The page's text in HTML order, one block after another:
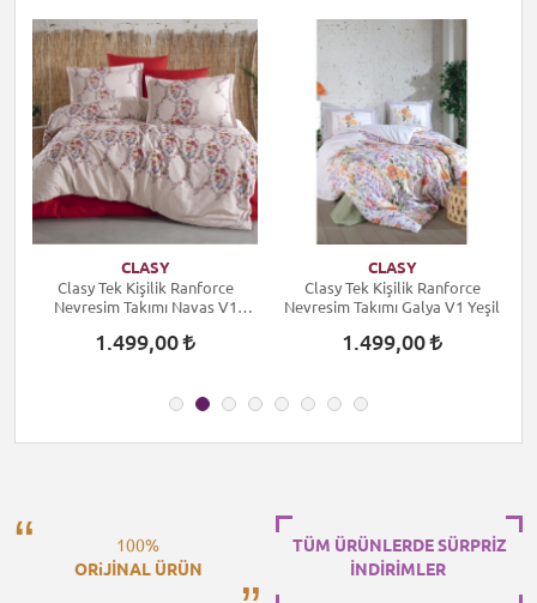
CLASY
Clasy Tek Kişilik Ranforce
Nevresim Takımı Navas V1
1.499,00
CLASY
Clasy Tek Kişilik Ranforce
Nevresim Takımı Galya V1 Yeşil
1.499,00
100%
ORiJİNAL ÜRÜN
TÜM ÜRÜNLERDE SÜRPRİZ
İNDİRİMLER